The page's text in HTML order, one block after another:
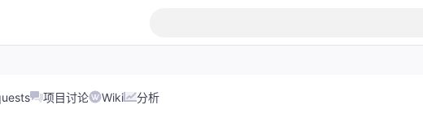
项目讨论 Wiki 分析